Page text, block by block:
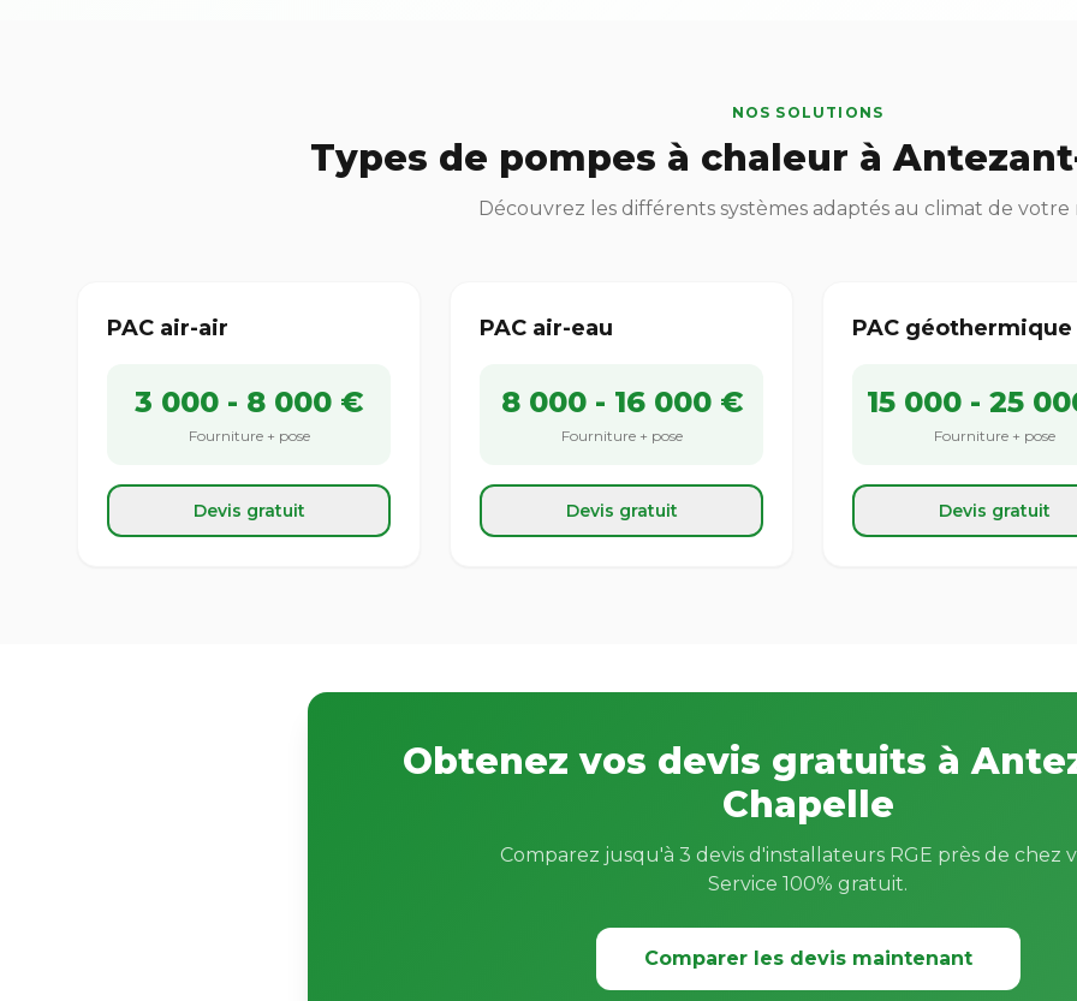
NOS SOLUTIONS
Types de pompes à chaleur à
Découvrez les différents systèmes adaptés au climat de votre
PAC air-air
3 000 - 8 000 €
Fourniture + pose
Devis gratuit
PAC air-eau
8 000 - 16 000 €
Fourniture + pose
Devis gratuit
PAC géothermique
15 000 - 25
Fourniture + pose
Devis gratuit
Obtenez vos devis gratuits à
Chapelle
Comparez jusqu'à 3 devis d'installateurs RGE près de chez
Service 100% gratuit.
Comparer les devis maintenant